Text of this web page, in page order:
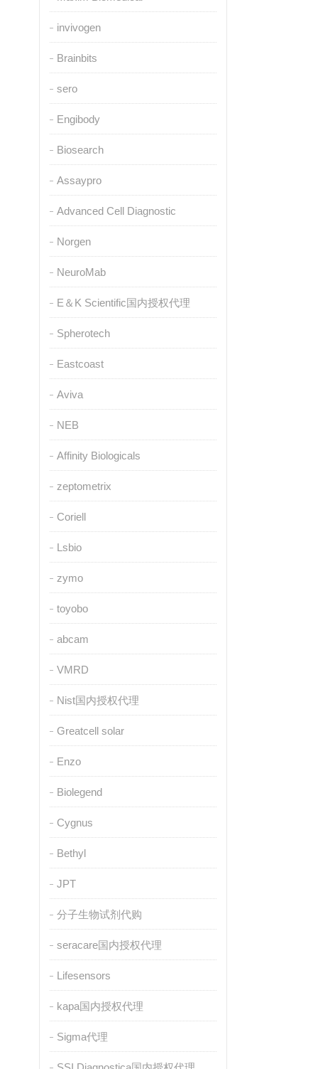
invivogen
Brainbits
sero
Engibody
Biosearch
Assaypro
Advanced Cell Diagnostic
Norgen
NeuroMab
E＆K Scientific国内授权代理
Spherotech
Eastcoast
Aviva
NEB
Affinity Biologicals
zeptometrix
Coriell
Lsbio
zymo
toyobo
abcam
VMRD
Nist国内授权代理
Greatcell solar
Enzo
Biolegend
Cygnus
Bethyl
JPT
分子生物试剂代购
seracare国内授权代理
Lifesensors
kapa国内授权代理
Sigma代理